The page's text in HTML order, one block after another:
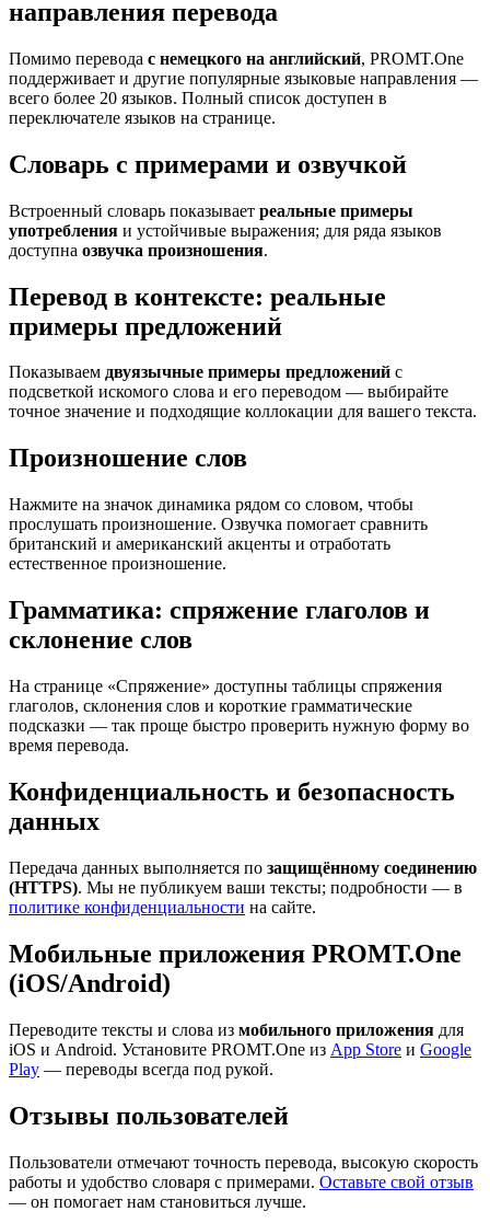
направления перевода
Помимо перевода с немецкого на английский, PROMT.One
поддерживает и другие популярные языковые направления —
всего более 20 языков. Полный список доступен в
переключателе языков на странице.
Словарь с примерами и озвучкой
Встроенный словарь показывает реальные примеры
употребления и устойчивые выражения; для ряда языков
доступна озвучка произношения.
Перевод в контексте: реальные
примеры предложений
Показываем двуязычные примеры предложений с
подсветкой искомого слова и его переводом — выбирайте
точное значение и подходящие коллокации для вашего текста.
Произношение слов
Нажмите на значок динамика рядом со словом, чтобы
прослушать произношение. Озвучка помогает сравнить
британский и американский акценты и отработать
естественное произношение.
Грамматика: спряжение глаголов и
склонение слов
На странице «Спряжение» доступны таблицы спряжения
глаголов, склонения слов и короткие грамматические
подсказки — так проще быстро проверить нужную форму во
время перевода.
Конфиденциальность и безопасность
данных
Передача данных выполняется по защищённому соединению
(HTTPS). Мы не публикуем ваши тексты; подробности — в
политике конфиденциальности на сайте.
Мобильные приложения PROMT.One
(iOS/Android)
Переводите тексты и слова из мобильного приложения для
iOS и Android. Установите PROMT.One из App Store и Google
Play — переводы всегда под рукой.
Отзывы пользователей
Пользователи отмечают точность перевода, высокую скорость
работы и удобство словаря с примерами. Оставьте свой отзыв
— он помогает нам становиться лучше.